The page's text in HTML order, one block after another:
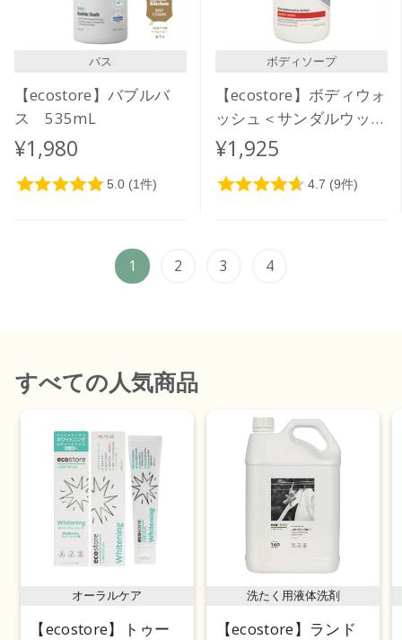
バス
【ecostore】バブルバ
ス 535mL
¥1,980
ボディソープ
【ecostore】ボディウォ
ッシュ＜サンダルウッド
＆アンバー＞900mL
¥1,925
1 2 3 4
すべての人気商品
オーラルケア
【ecostore】トゥー
洗たく用液体洗剤
【ecostore】ランド